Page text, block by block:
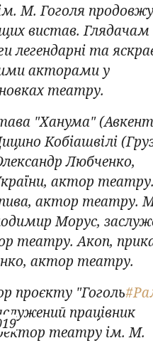
М. Гоголя
вистав. Глядачам
легендарні та
акторами у
театру.
"Ханума"
Кобіашвілі
Любченко,
актор
актор театру.
Морус,
театру. Акоп,
актор театру.
проєкту "Гоголь
працівник
театру ім. М.